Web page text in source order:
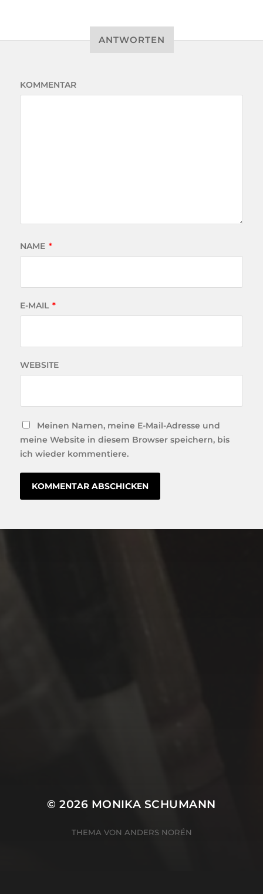
ANTWORTEN
KOMMENTAR
NAME *
E-MAIL *
WEBSITE
Meinen Namen, meine E-Mail-Adresse und
meine Website in diesem Browser speichern, bis
ich wieder kommentiere.
© 2026 MONIKA SCHUMANN
THEMA VON ANDERS NORÉN